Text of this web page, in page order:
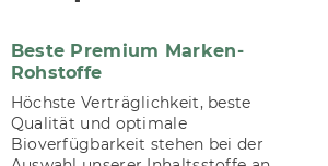
Beste Premium Marken-
Rohstoffe
Höchste Verträglichkeit, beste
Qualität und optimale
Bioverfügbarkeit stehen bei der